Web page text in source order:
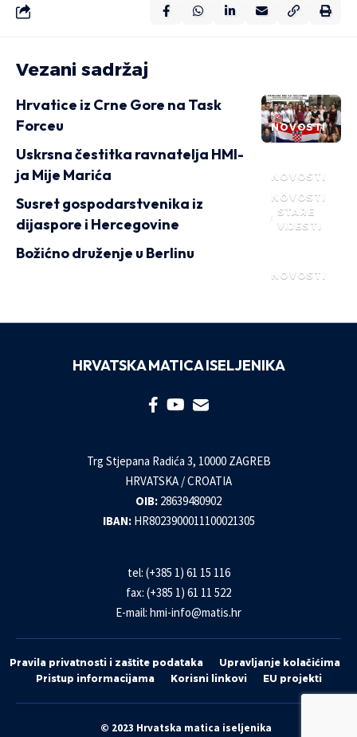
Vezani sadržaj
NOVOSTI
Hrvatice iz Crne Gore na Task
Forceu
NOVOSTI
Uskrsna čestitka ravnatelja HMI-
ja Mije Marića
NOVOSTI
STARE
VIJESTI
Susret gospodarstvenika iz
dijaspore i Hercegovine
NOVOSTI
Božićno druženje u Berlinu
HRVATSKA MATICA ISELJENIKA
Trg Stjepana Radića 3, 10000 ZAGREB
HRVATSKA / CROATIA
OIB: 28639480902
IBAN: HR8023900011100021305
tel: (+385 1) 61 15 116
fax: (+385 1) 61 11 522
E-mail: hmi-info@matis.hr
Pravila privatnosti i zaštite podataka
Upravljanje kolačićima
Pristup informacijama
Korisni linkovi EU projekti
© 2023 Hrvatska matica iseljenika